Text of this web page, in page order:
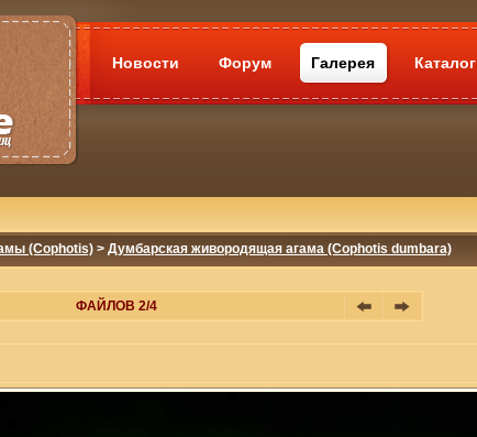
Новости Форум Галерея Каталог
(Cophotis) > Думбарская живородящая агама (Cophotis dumbara)
ФАЙЛОВ 2/4